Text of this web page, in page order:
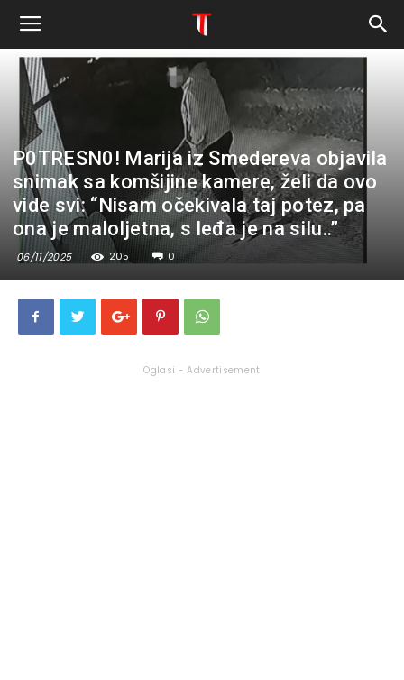
P0TRESN0! Marija iz Smedereva objavila
snimak sa komšijine kamere, želi da ovo
vide svi: “Nisam očekivala taj potez, pa
ona je maIoljetna, s leđa je na siIu..”
06/11/2025 205 0
Oglasi - Advertisement